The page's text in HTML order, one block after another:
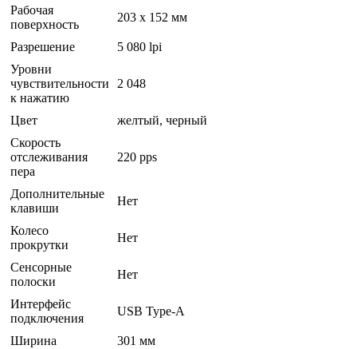
Рабочая
поверхность
203 x 152 мм
Разрешение
5 080 lpi
Уровни
чувствительности
к нажатию
2 048
Цвет
желтый, черный
Скорость
отслеживания
пера
220 pps
Дополнительные
клавиши
Нет
Колесо
прокрутки
Нет
Сенсорные
полоски
Нет
Интерфейс
подключения
USB Type-A
Ширина
301 мм